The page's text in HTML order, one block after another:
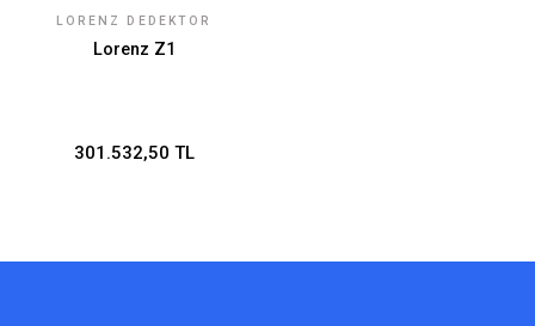
LORENZ DEDEKTÖR
Lorenz Z1
301.532,50 TL